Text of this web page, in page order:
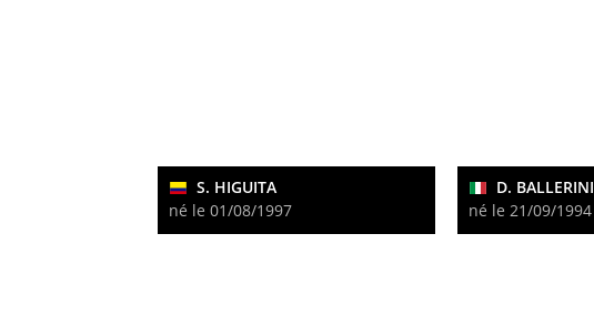
S. HIGUITA
né le 01/08/1997
D. BALLERINI
né le 21/09/1994